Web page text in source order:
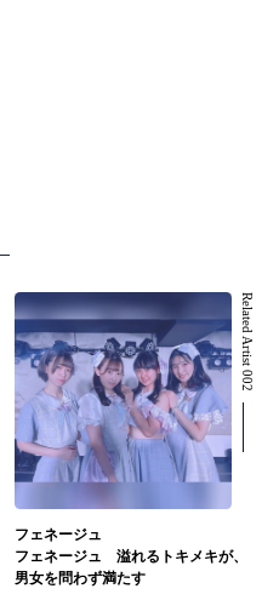
Related Artist 002
フェネージュ
フェネージュ 溢れるトキメキが、
男女を問わず満たす